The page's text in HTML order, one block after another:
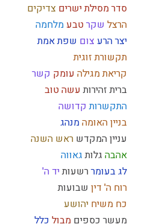
סדר מסילת ישרים צדיקים
הרצל שקרטבע מלחמה
יצר הרע צום שפת אמת
תקשורת זוגית
קריאת מגילה עומק קשר
בריתזהירותעשה טוב
התקשרות קדושה
בניין האומהמנהג
עניין המקדש ראש השנה
אהבה גלותגאווה
לג בעומררשעותיד ה'
רוח ה' דין שבועות
כח משיח יהושע
מעשר כספים מבול כלל